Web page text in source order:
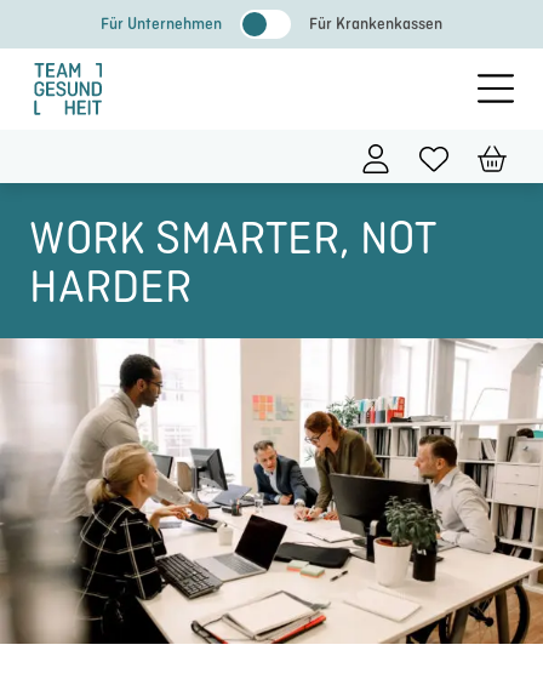
Inhalt
springen
Für Unternehmen Für Krankenkassen
WORK SMARTER, NOT
HARDER